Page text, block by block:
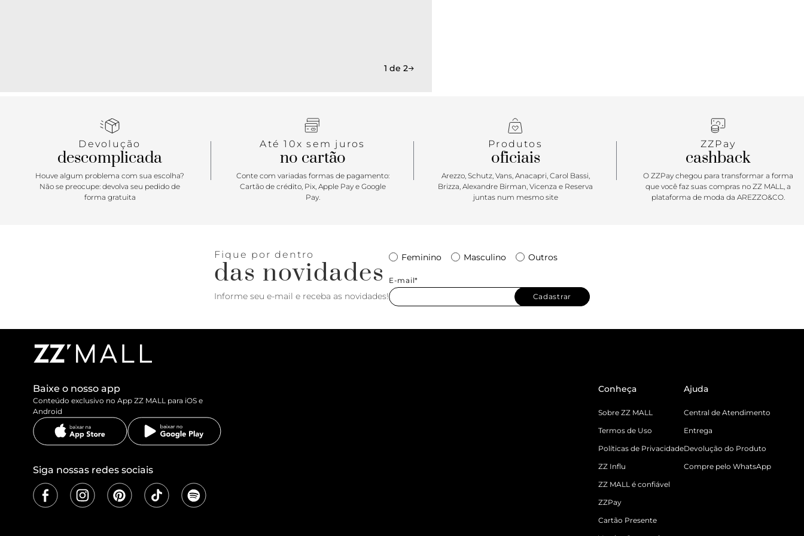
1 de 2
Devolução
descomplicada
Houve algum problema com sua escolha?
Não se preocupe: devolva seu pedido de
forma gratuita
Até 10x sem juros
no cartão
Conte com variadas formas de pagamento:
Cartão de crédito, Pix, Apple Pay e Google
Pay.
Produtos
oficiais
Arezzo, Schutz, Vans, Anacapri, Carol Bassi,
Brizza, Alexandre Birman, Vicenza e Reserva
juntas num mesmo site
ZZPay
cashback
O ZZPay chegou para transformar a forma
que você faz suas compras no ZZ MALL, a
plataforma de moda da AREZZO&CO.
Fique por dentro
das novidades
Informe seu e-mail e receba as novidades!
Feminino Masculino Outros
E-mail*
Cadastrar
Baixe o nosso app
Conteúdo exclusivo no App ZZ MALL para iOS e
Android
Siga nossas redes sociais
Conheça
Sobre ZZ MALL
Termos de Uso
Políticas de Privacidade
ZZ Influ
ZZ MALL é confiável
ZZPay
Cartão Presente
Ajuda
Central de Atendimento
Entrega
Devolução do Produto
Compre pelo WhatsApp